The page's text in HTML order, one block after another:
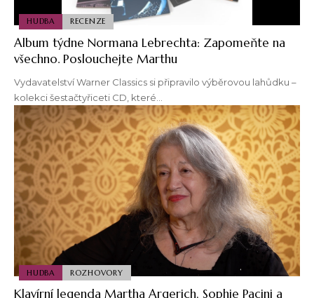
HUDBA RECENZE
Album týdne Normana Lebrechta: Zapomeňte na
všechno. Poslouchejte Marthu
Vydavatelství Warner Classics si připravilo výběrovou lahůdku –
kolekci šestačtyřiceti CD, které…
HUDBA ROZHOVORY
Klavírní legenda Martha Argerich, Sophie Pacini a